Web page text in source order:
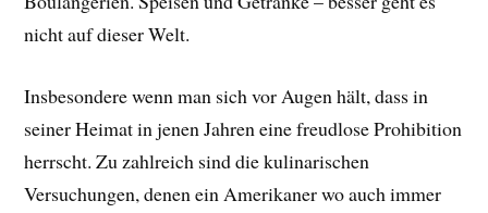
nicht auf dieser Welt.
Insbesondere wenn man sich vor Augen hält, dass in
seiner Heimat in jenen Jahren eine freudlose Prohibition
herrscht. Zu zahlreich sind die kulinarischen
Versuchungen, denen ein Amerikaner wo auch immer